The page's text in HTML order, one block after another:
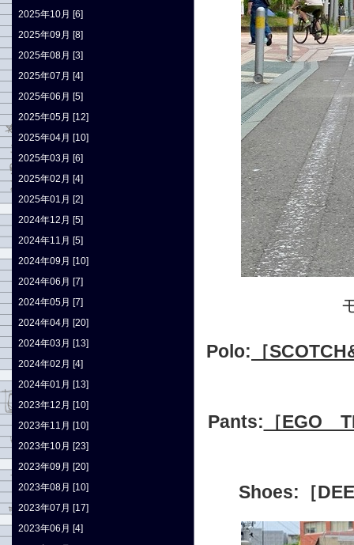
Polo: ［
Pants: ［EGO
Shoes:［
2025年10月 [6]
2025年09月 [8]
2025年08月 [3]
2025年07月 [4]
2025年06月 [5]
2025年05月 [12]
2025年04月 [10]
2025年03月 [6]
2025年02月 [4]
2025年01月 [2]
2024年12月 [5]
2024年11月 [5]
2024年09月 [10]
2024年06月 [7]
2024年05月 [7]
2024年04月 [20]
2024年03月 [13]
2024年02月 [4]
2024年01月 [13]
2023年12月 [10]
2023年11月 [10]
2023年10月 [23]
2023年09月 [20]
2023年08月 [10]
2023年07月 [17]
2023年06月 [4]